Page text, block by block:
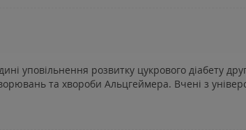
уповільнення розвитку цукрового діабету
та хвороби Альцгеймера. Вчені з